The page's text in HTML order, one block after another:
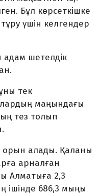
Бұл көрсеткішке
үшін келгендер
адам шетелдік
тек
маңындағы
тез толып
орын алады. Қаланы
арналған
Алматыға 2,3
ішінде 686,3 мыңы